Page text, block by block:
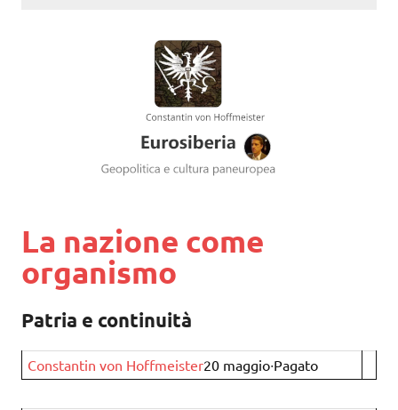
La nazione come
organismo
Patria e continuità
Constantin von Hoffmeister20 maggio∙Pagato